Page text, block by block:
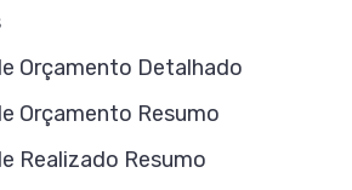
Orçamento Detalhado
Orçamento Resumo
Realizado Resumo